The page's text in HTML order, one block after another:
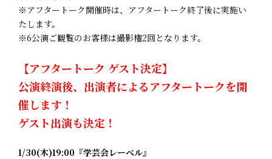
※アフタートーク開催時は、アフタートーク終了後に実施い
たします。
※6公演ご観覧のお客様は撮影権2回となります。
【アフタートーク ゲスト決定】
公演終演後、出演者によるアフタートークを開
催します！
ゲスト出演も決定！
1/30(木)19:00『学芸会レーベル』